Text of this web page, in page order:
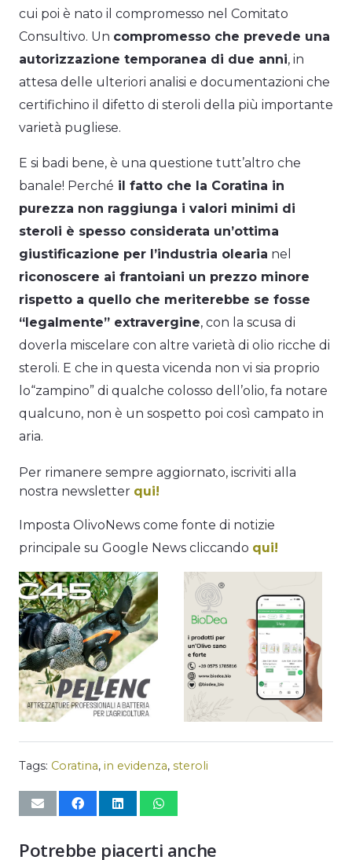
cui poi è nato il compromesso nel Comitato
Consultivo. Un compromesso che prevede una
autorizzazione temporanea di due anni, in
attesa delle ulteriori analisi e documentazioni che
certifichino il difetto di steroli della più importante
varietà pugliese.
E si badi bene, è una questione tutt’altro che
banale! Perché il fatto che la Coratina in
purezza non raggiunga i valori minimi di
steroli è spesso considerata un’ottima
giustificazione per l’industria olearia nel
riconoscere ai frantoiani un prezzo minore
rispetto a quello che meriterebbe se fosse
“legalmente” extravergine, con la scusa di
doverla miscelare con altre varietà di olio ricche di
steroli. E che in questa vicenda non vi sia proprio
lo“zampino” di qualche colosso dell’olio, fa notare
qualcuno, non è un sospetto poi così campato in
aria.
Per rimanere sempre aggiornato, iscriviti alla
nostra newsletter qui!
Imposta OlivoNews come fonte di notizie
principale su Google News cliccando qui!
Tags: Coratina, in evidenza, steroli
Potrebbe piacerti anche